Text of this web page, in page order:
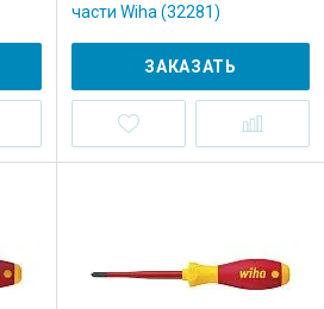
части Wiha (32281)
ЗАКАЗАТЬ